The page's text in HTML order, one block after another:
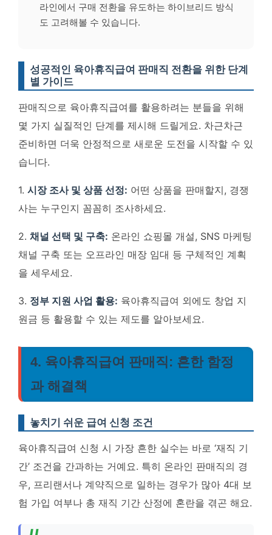
라인에서 구매 전환을 유도하는 하이브리드 방식
도 고려해볼 수 있습니다.
성공적인 육아휴직급여 판매직 전환을 위한 단계
별 가이드
판매직으로 육아휴직급여를 활용하려는 분들을 위해
몇 가지 실질적인 단계를 제시해 드릴게요. 차근차근
준비하면 더욱 안정적으로 새로운 도전을 시작할 수 있
습니다.
1. 시장 조사 및 상품 선정: 어떤 상품을 판매할지, 경쟁
사는 누구인지 꼼꼼히 조사하세요.
2. 채널 선택 및 구축: 온라인 쇼핑몰 개설, SNS 마케팅
채널 구축 또는 오프라인 매장 임대 등 구체적인 계획
을 세우세요.
3. 정부 지원 사업 활용: 육아휴직급여 외에도 창업 지
원금 등 활용할 수 있는 제도를 알아보세요.
4. 육아휴직급여 판매직: 흔한 함정
과 해결책
놓치기 쉬운 급여 신청 조건
육아휴직급여 신청 시 가장 흔한 실수는 바로 ‘재직 기
간’ 조건을 간과하는 거예요. 특히 온라인 판매직의 경
우, 프리랜서나 계약직으로 일하는 경우가 많아 4대 보
험 가입 여부나 총 재직 기간 산정에 혼란을 겪곤 해요.